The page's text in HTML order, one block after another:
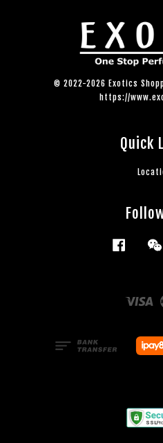
© 2022-2026 Exotics
https://
Quick
Facebook